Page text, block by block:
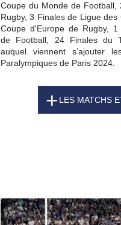
Coupe du Monde de
Rugby, 3 Finales de Ligue
Coupe d'Europe de Rugby, 1
de Football, 24 Finales du
auquel viennent s’ajouter
Paralympiques de Paris 2024.
LES MATCHS